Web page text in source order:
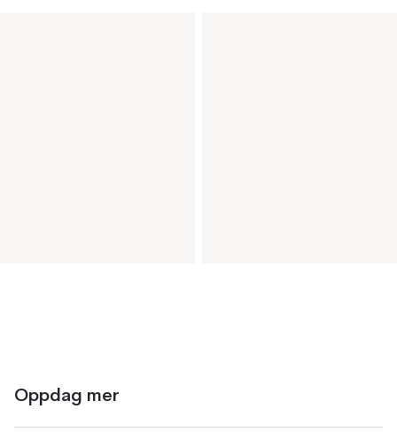
Oppdag mer